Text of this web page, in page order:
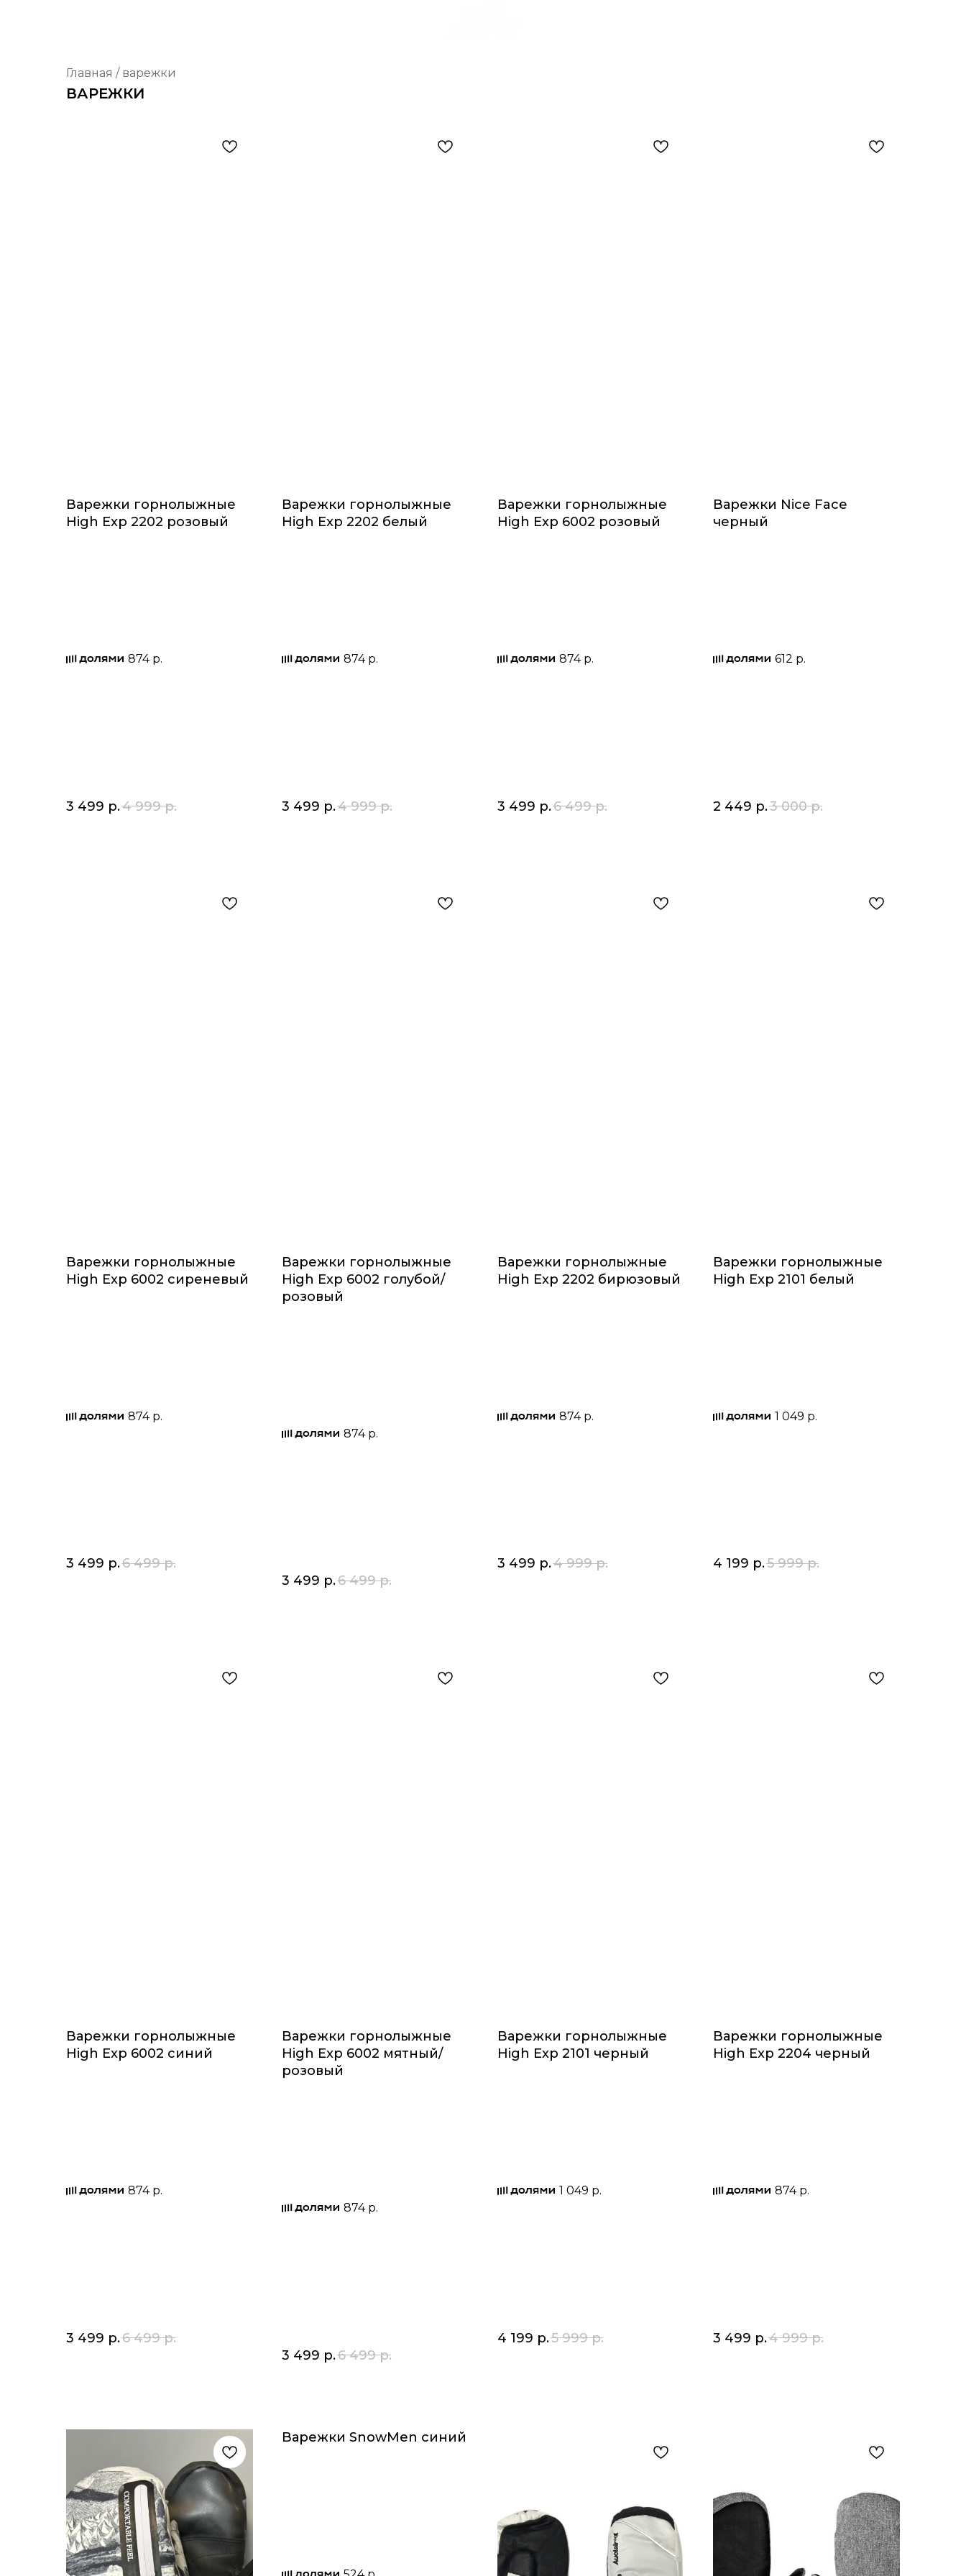
Главная / варежки
ВАРЕЖКИ
Варежки горнолыжные
High Exp 2202 розовый
874 р.
3 499 р.4 999 р.
Варежки горнолыжные
High Exp 2202 белый
874 р.
3 499 р.4 999 р.
Варежки горнолыжные
High Exp 6002 розовый
874 р.
3 499 р.6 499 р.
Варежки Nice Face
черный
612 р.
2 449 р.3 000 р.
Варежки горнолыжные
High Exp 6002 сиреневый
874 р.
3 499 р.6 499 р.
Варежки горнолыжные
High Exp 6002 голубой/
розовый
874 р.
3 499 р.6 499 р.
Варежки горнолыжные
High Exp 2202 бирюзовый
874 р.
3 499 р.4 999 р.
Варежки горнолыжные
High Exp 2101 белый
1 049 р.
4 199 р.5 999 р.
Варежки горнолыжные
High Exp 6002 синий
874 р.
3 499 р.6 499 р.
Варежки горнолыжные
High Exp 6002 мятный/
розовый
874 р.
3 499 р.6 499 р.
Варежки горнолыжные
High Exp 2101 черный
1 049 р.
4 199 р.5 999 р.
Варежки горнолыжные
High Exp 2204 черный
874 р.
3 499 р.4 999 р.
Варежки SnowMen синий